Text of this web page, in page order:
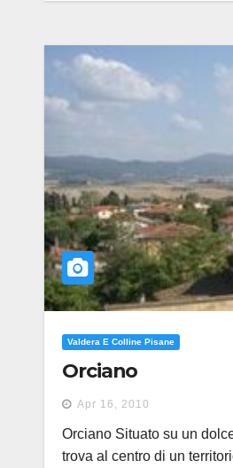
Valdera E Colline Pisane
Orciano
Apr 16, 2010
Orciano Situato su un
trova al centro di un